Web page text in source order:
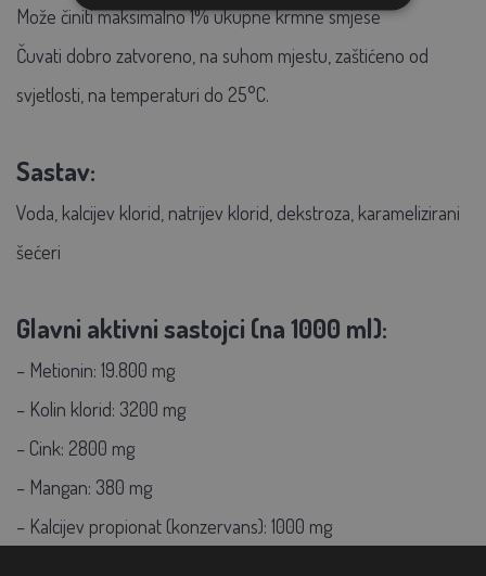
Može činiti maksimalno 1% ukupne krmne smjese
Čuvati dobro zatvoreno, na suhom mjestu, zaštićeno od
svjetlosti, na temperaturi do 25°C.
Sastav:
Voda, kalcijev klorid, natrijev klorid, dekstroza, karamelizirani
šećeri
Glavni aktivni sastojci (na 1000 ml):
– Metionin: 19.800 mg
– Kolin klorid: 3200 mg
– Cink: 2800 mg
– Mangan: 380 mg
– Kalcijev propionat (konzervans): 1000 mg